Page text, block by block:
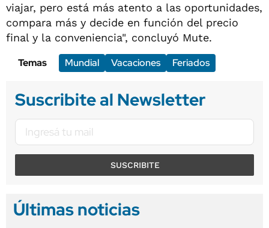
viajar, pero está más atento a las oportunidades,
compara más y decide en función del precio
final y la conveniencia", concluyó Mute.
Temas
Mundial Vacaciones Feriados
Suscribite al Newsletter
SUSCRIBITE
Últimas noticias